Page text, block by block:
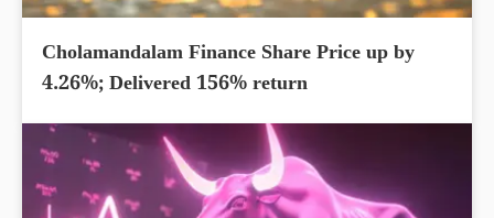
Cholamandalam Finance Share Price up by
4.26%; Delivered 156% return